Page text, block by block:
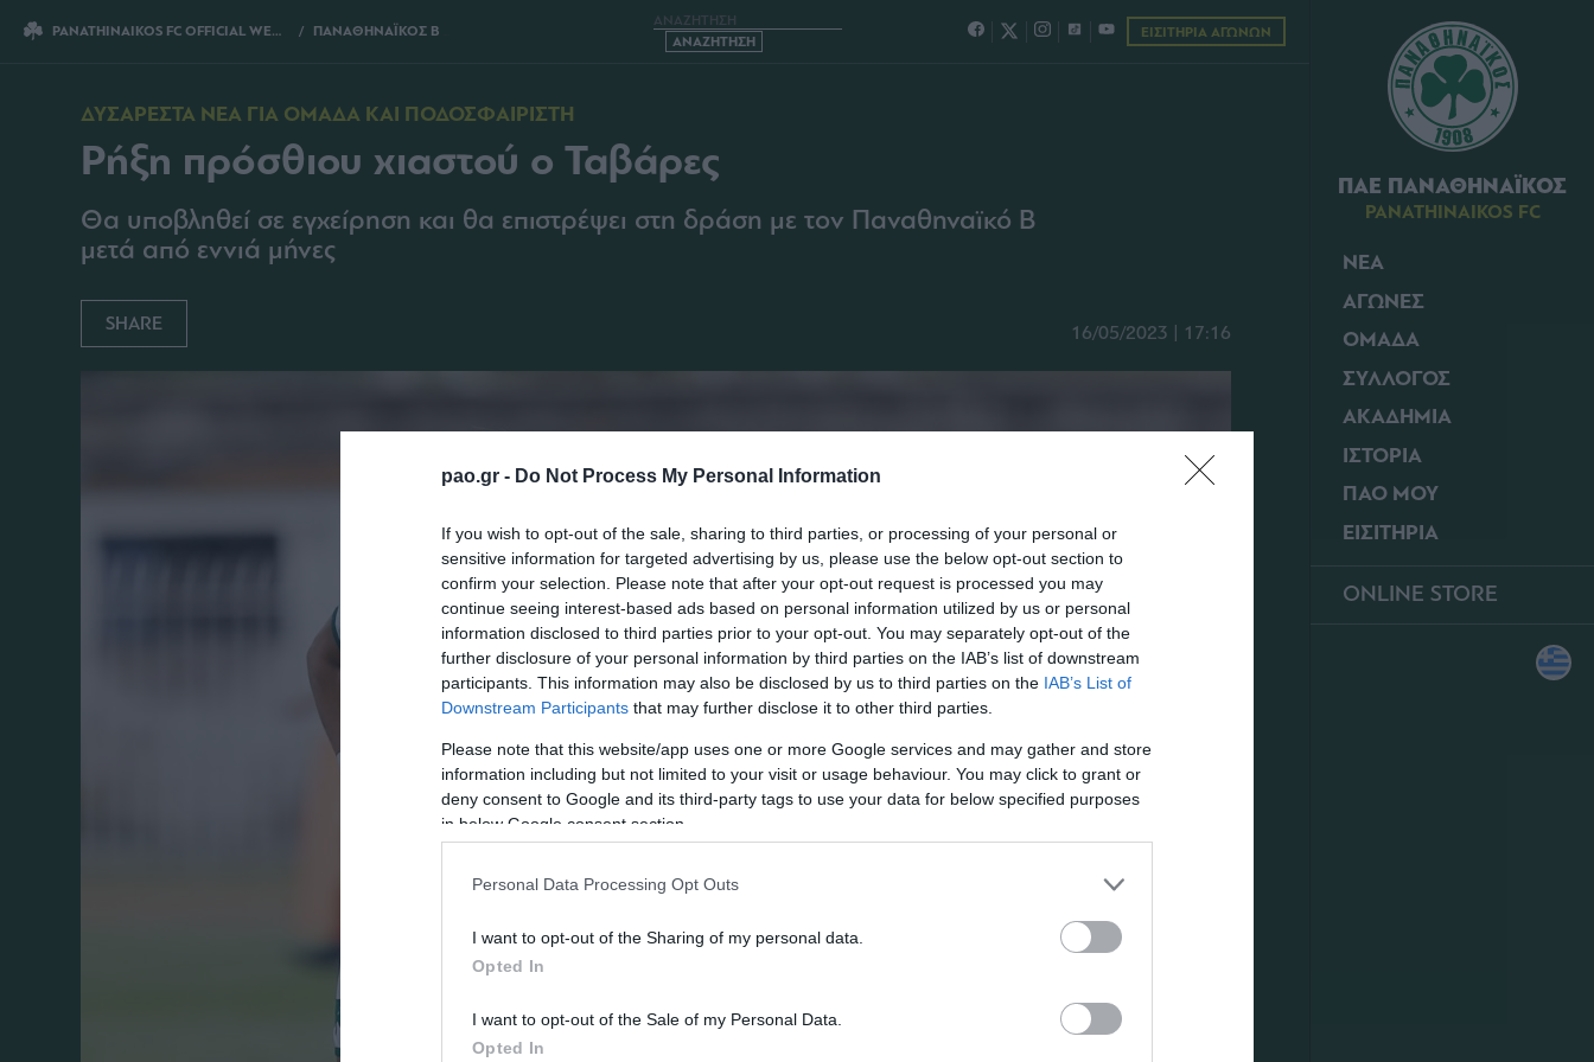
pao.gr - Do Not Process My Personal Information
If you wish to opt-out of the sale, sharing to third parties, or processing of your personal or
sensitive information for targeted advertising by us, please use the below opt-out section to
confirm your selection. Please note that after your opt-out request is processed you may
continue seeing interest-based ads based on personal information utilized by us or personal
information disclosed to third parties prior to your opt-out. You may separately opt-out of the
further disclosure of your personal information by third parties on the IAB’s list of downstream
participants. This information may also be disclosed by us to third parties on the IAB’s List of
Downstream Participants that may further disclose it to other third parties.
Please note that this website/app uses one or more Google services and may gather and store
information including but not limited to your visit or usage behaviour. You may click to grant or
deny consent to Google and its third-party tags to use your data for below specified purposes
in below Google consent section.
Personal Data Processing Opt Outs
I want to opt-out of the Sharing of my personal data.
Opted In
I want to opt-out of the Sale of my Personal Data.
Opted In
ΠΑΕ ΠΑΝΑΘΗΝΑΪΚΟΣ
PANATHINAIKOS FC
ΝΕΑ
ΑΓΩΝΕΣ
ΟΜΑΔΑ
ΣΥΛΛΟΓΟΣ
ΑΚΑΔΗΜΙΑ
ΙΣΤΟΡΙΑ
ΠΑΟ ΜΟΥ
ΕΙΣΙΤΗΡΙΑ
ONLINE STORE
PANATHINAIKOS FC OFFICIAL WEBSITE ΠΑΝΑΘΗΝΑΪΚΟΣ Β ΡΗΞΗ ΠΡΟΣΘΙΟΥ ΧΙΑΣΤΟΥ Ο ΤΑΒΑΡΕΣ ΕΙΣΙΤΗΡΙΑ ΑΓΩΝΩΝ
ΔΥΣΑΡΕΣΤΑ ΝΕΑ ΓΙΑ ΟΜΑΔΑ ΚΑΙ ΠΟΔΟΣΦΑΙΡΙΣΤΗ
Ρήξη πρόσθιου χιαστού ο Ταβάρες
Θα υποβληθεί σε εγχείρηση και θα επιστρέψει στη δράση με τον Παναθηναϊκό Β
μετά από εννιά μήνες
SHARE 16/05/2023 | 17:16